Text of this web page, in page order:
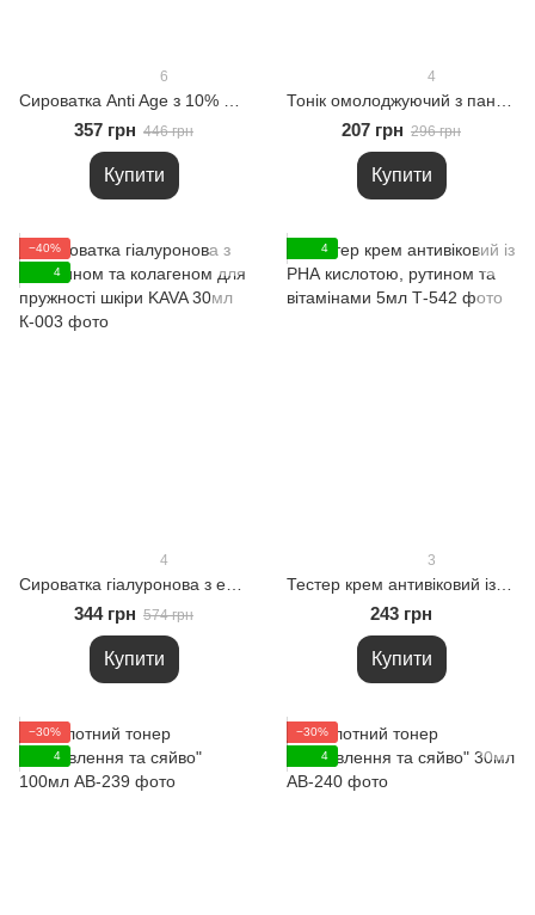
6
357 грн 446 грн
Купити
4
207 грн 296 грн
Купити
−40%
4
4
344 грн 574 грн
Купити
4
3
243 грн
Купити
−30%
4
−30%
4